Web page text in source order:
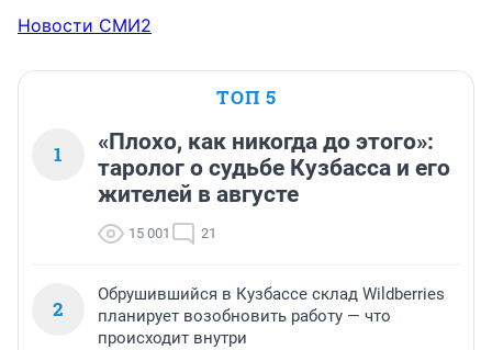
Новости СМИ2
ТОП 5
1
«Плохо, как никогда до этого»:
таролог о судьбе Кузбасса и его
жителей в августе
15 001 21
2
Обрушившийся в Кузбассе склад Wildberries
планирует возобновить работу — что
происходит внутри